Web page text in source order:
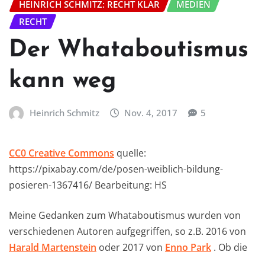
HEINRICH SCHMITZ: RECHT KLAR
MEDIEN
RECHT
Der Whataboutismus
kann weg
Heinrich Schmitz Nov. 4, 2017 5
CC0 Creative Commons quelle:
https://pixabay.com/de/posen-weiblich-bildung-
posieren-1367416/ Bearbeitung: HS
Meine Gedanken zum Whataboutismus wurden von
verschiedenen Autoren aufgegriffen, so z.B. 2016 von
Harald Martenstein oder 2017 von Enno Park . Ob die